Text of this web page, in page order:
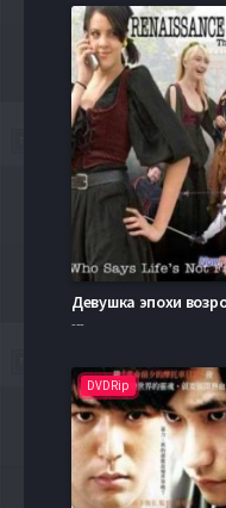
---
DVDRip